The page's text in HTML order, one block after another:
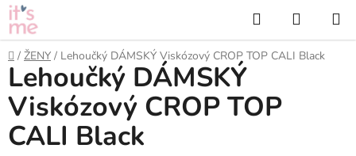
Přejít
na
obsah
Hledat
KOŠÍK
Domů
/ ŽENY / Lehoučký DÁMSKÝ Viskózový CROP TOP CALI Black
Lehoučký DÁMSKÝ
Viskózový CROP TOP
CALI Black